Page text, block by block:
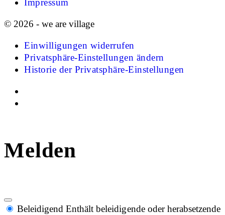
Impressum
© 2026 - we are village
Einwilligungen widerrufen
Privatsphäre-Einstellungen ändern
Historie der Privatsphäre-Einstellungen
Melden
Beleidigend Enthält beleidigende oder herabsetzende